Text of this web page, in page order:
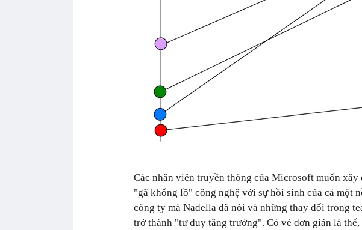
Các nhân viên truyền thông của Microsoft muốn
"gã khổng lồ" công nghệ với sự hồi sinh của cả một
công ty mà Nadella đã nói và những thay đổi trong
trở thành "tư duy tăng trưởng". Có vẻ đơn giản là